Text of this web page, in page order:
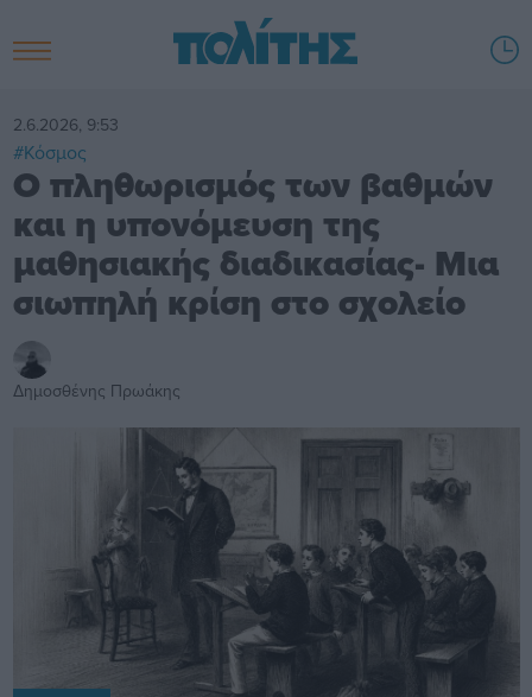
2.6.2026, 9:53
#Κόσμος
Ο πληθωρισμός των βαθμών
και η υπονόμευση της
μαθησιακής διαδικασίας- Μια
σιωπηλή κρίση στο σχολείο
Δημοσθένης Πρωάκης